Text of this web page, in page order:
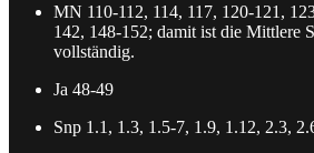
MN 110-112, 114, 117, 120-121,
142, 148-152; damit ist die Mittlere
vollständig.
Ja 48-49
Snp 1.1, 1.3, 1.5-7, 1.9, 1.12, 2.3,